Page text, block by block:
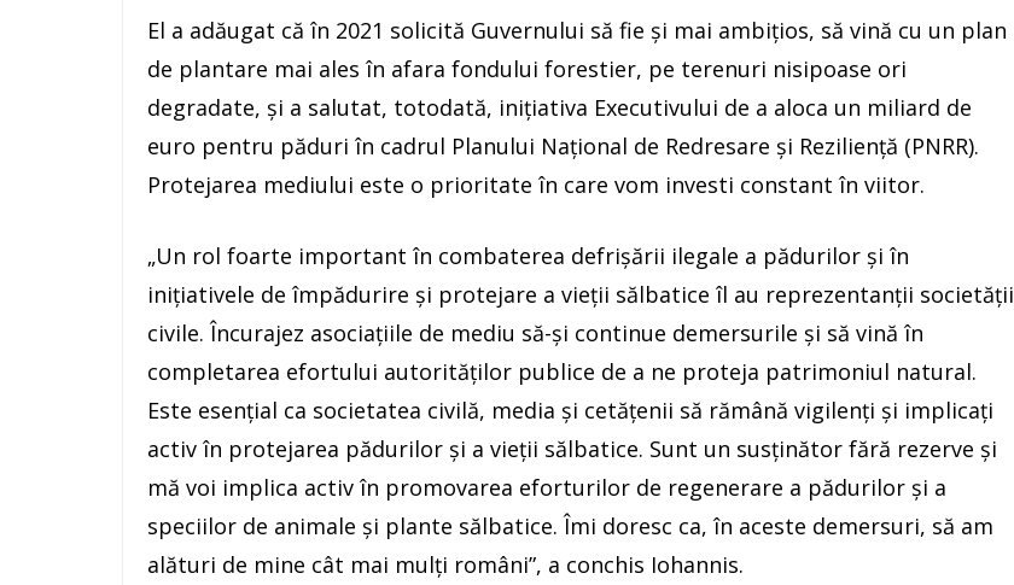
El a adăugat că în 2021 solicită Guvernului să fie şi mai ambiţios, să vină cu un plan
de plantare mai ales în afara fondului forestier, pe terenuri nisipoase ori
degradate, şi a salutat, totodată, iniţiativa Executivului de a aloca un miliard de
euro pentru păduri în cadrul Planului Naţional de Redresare şi Rezilienţă (PNRR).
Protejarea mediului este o prioritate în care vom investi constant în viitor.
„Un rol foarte important în combaterea defrişării ilegale a pădurilor şi în
iniţiativele de împădurire şi protejare a vieţii sălbatice îl au reprezentanţii societăţii
civile. Încurajez asociaţiile de mediu să-şi continue demersurile şi să vină în
completarea efortului autorităţilor publice de a ne proteja patrimoniul natural.
Este esenţial ca societatea civilă, media şi cetăţenii să rămână vigilenţi şi implicaţi
activ în protejarea pădurilor şi a vieţii sălbatice. Sunt un susţinător fără rezerve şi
mă voi implica activ în promovarea eforturilor de regenerare a pădurilor şi a
speciilor de animale şi plante sălbatice. Îmi doresc ca, în aceste demersuri, să am
alături de mine cât mai mulţi români”, a conchis Iohannis.